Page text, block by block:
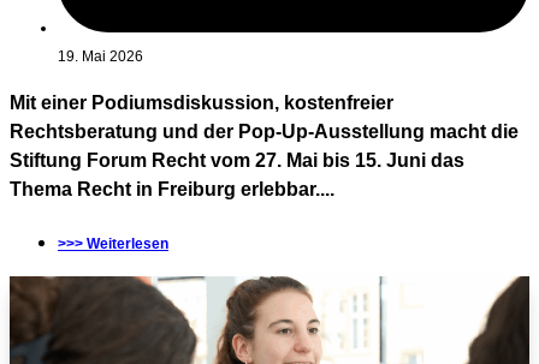
19. Mai 2026
Mit einer Podiumsdiskussion, kostenfreier
Rechtsberatung und der Pop-Up-Ausstellung macht die
Stiftung Forum Recht vom 27. Mai bis 15. Juni das
Thema Recht in Freiburg erlebbar....
>>> Weiterlesen